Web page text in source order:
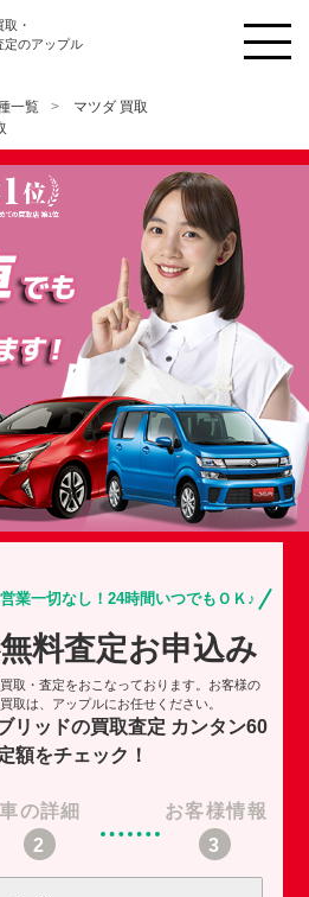
・
定のアップル
一覧
マツダ 買取
業一切なし！24時間いつでもＯＫ♪
料査定お申込み
取・査定をおこなっております。お客様の
取は、アップルにお任せください。
リッドの買取査定 カンタン60
額をチェック！
車の詳細 お客様情報